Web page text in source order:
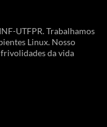
UTFPR. Trabalhamos
Linux. Nosso
da vida